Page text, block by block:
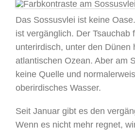
Das Sossusvlei ist keine
ist vergänglich. Der Tsauchab
unterirdisch, unter den Dünen
atlantischen Ozean. Aber am
keine Quelle und
oberirdisches Wasser.
Seit Januar gibt es den
Wenn es nicht mehr regnet,